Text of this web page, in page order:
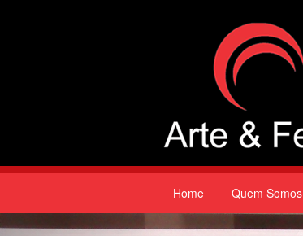
Home Quem Somos
Previous